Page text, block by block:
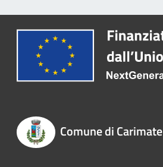
Comune di Carimate